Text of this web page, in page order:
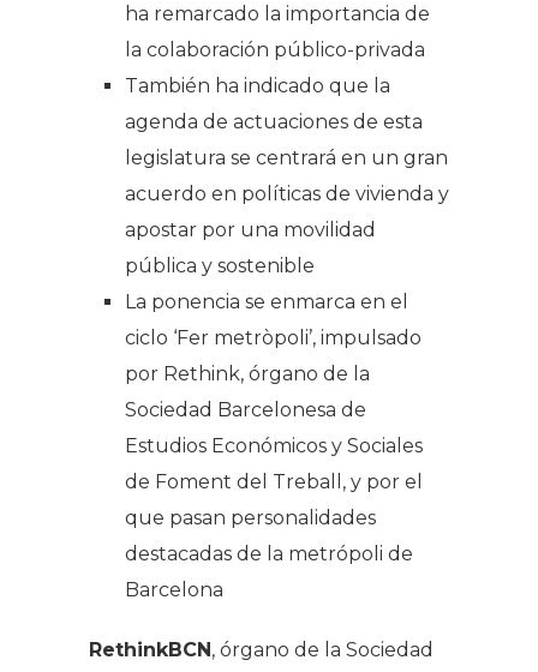
ha remarcado la importancia de
la colaboración público-privada
También ha indicado que la
agenda de actuaciones de esta
legislatura se centrará en un gran
acuerdo en políticas de vivienda y
apostar por una movilidad
pública y sostenible
La ponencia se enmarca en el
ciclo ‘Fer metròpoli’, impulsado
por Rethink, órgano de la
Sociedad Barcelonesa de
Estudios Económicos y Sociales
de Foment del Treball, y por el
que pasan personalidades
destacadas de la metrópoli de
Barcelona
RethinkBCN, órgano de la Sociedad